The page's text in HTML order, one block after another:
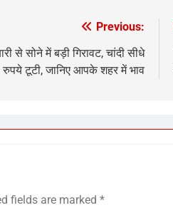
Previous:
से सोने में बड़ी गिरावट, चांदी सीधे
टूटी, जानिए आपके शहर में भाव
fields are marked *